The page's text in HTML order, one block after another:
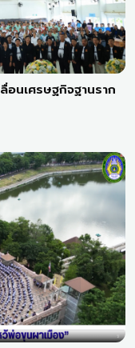
นเศรษฐกิจฐานราก